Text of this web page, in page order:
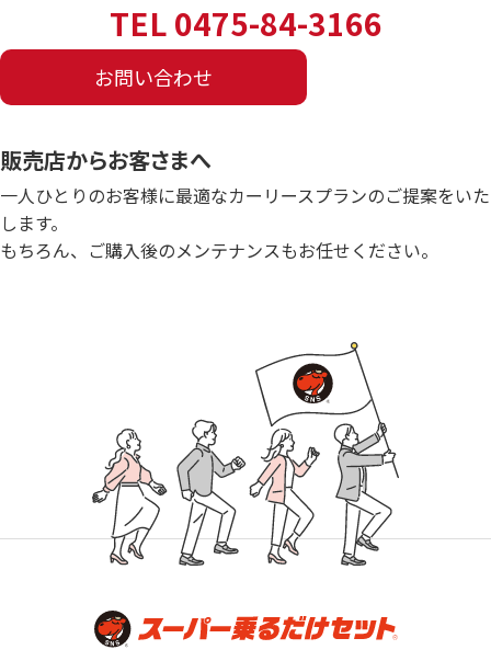
TEL 0475-84-3166
お問い合わせ
販売店からお客さまへ
一人ひとりのお客様に最適なカーリースプランのご提案をいた
します。
もちろん、ご購入後のメンテナンスもお任せください。